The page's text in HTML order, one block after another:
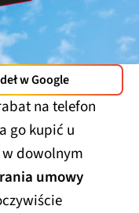
w Google
na telefon
go kupić u
w dowolnym
umowy